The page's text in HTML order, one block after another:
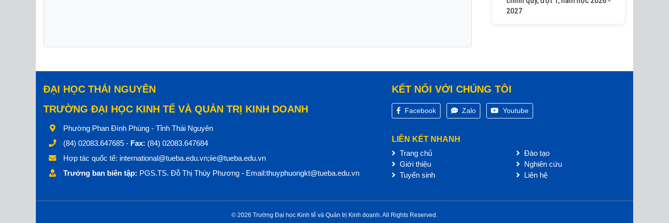
2027
ĐẠI HỌC THÁI NGUYÊN
TRƯỜNG ĐẠI HỌC KINH TẾ VÀ QUẢN TRỊ KINH DOANH
Phường Phan Đình Phùng - Tỉnh Thái Nguyên
(84) 02083.647685 - Fax: (84) 02083.647684
Hợp tác quốc tế: international@tueba.edu.vn;iie@tueba.edu.vn
Trưởng ban biên tập: PGS.TS. Đỗ Thị Thúy Phương - Email:thuyphuongkt@tueba.edu.vn
KẾT NỐI VỚI CHÚNG TÔI
Facebook Zalo Youtube
LIÊN KẾT NHANH
Trang chủ
Giới thiệu
Tuyển sinh
Đào tạo
Nghiên cứu
Liên hệ
© 2026 Trường Đại học Kinh tế và Quản trị Kinh doanh. All Rights Reserved.